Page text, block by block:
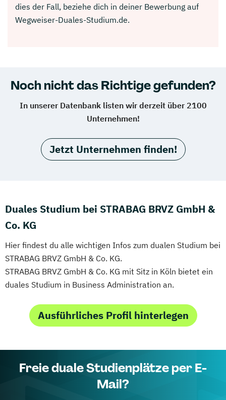
dies der Fall, beziehe dich in deiner Bewerbung auf
Wegweiser-Duales-Studium.de.
Noch nicht das Richtige gefunden?
In unserer Datenbank listen wir derzeit über 2100
Unternehmen!
Jetzt Unternehmen finden!
Duales Studium bei STRABAG BRVZ GmbH &
Co. KG
Hier findest du alle wichtigen Infos zum dualen Studium bei
STRABAG BRVZ GmbH & Co. KG.
STRABAG BRVZ GmbH & Co. KG mit Sitz in Köln bietet ein
duales Studium in Business Administration an.
Ausführliches Profil hinterlegen
Freie duale Studienplätze per E-
Mail?